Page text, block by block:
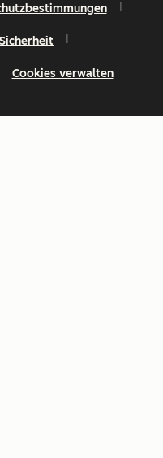
Sicherheit
Cookies verwalten